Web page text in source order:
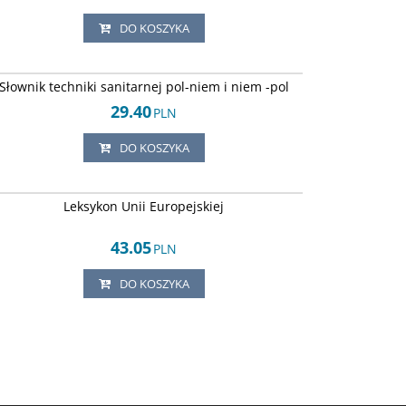
DO KOSZYKA
DOSTAWA EXPRESS
techniki sanitarnej pol-niem i niem -pol
29.40PLN
DO KOSZYKA
DOSTAWA EXPRESS
Leksykon Unii Europejskiej
43.05PLN
DO KOSZYKA